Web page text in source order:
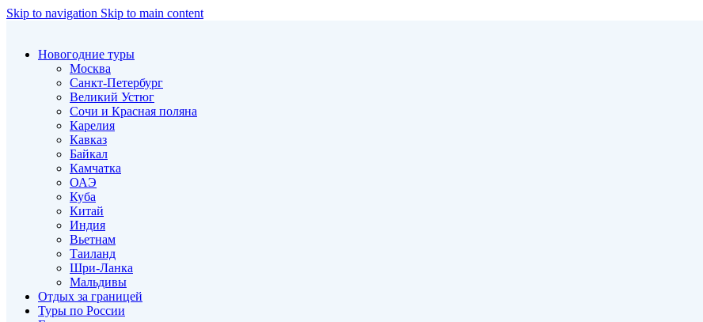
Skip to navigation Skip to main content
Новогодние туры
Москва
Санкт-Петербург
Великий Устюг
Сочи и Красная поляна
Карелия
Кавказ
Байкал
Камчатка
ОАЭ
Куба
Китай
Индия
Вьетнам
Таиланд
Шри-Ланка
Мальдивы
Отдых за границей
Туры по России